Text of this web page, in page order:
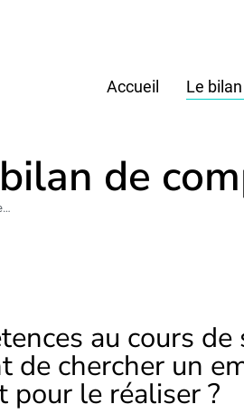
Accueil Le
de
au cours de
de chercher un
pour le réaliser ?